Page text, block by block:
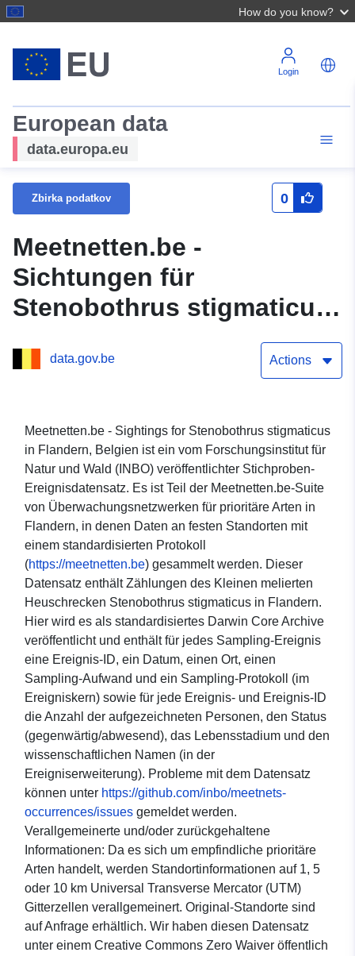
How do you know?
Login
European data
data.europa.eu
Zbirka podatkov 0
Meetnetten.be -
Sichtungen für
Stenobothrus stigmaticus
data.gov.be Actions
Meetnetten.be - Sightings for Stenobothrus stigmaticus
in Flandern, Belgien ist ein vom Forschungsinstitut für
Natur und Wald (INBO) veröffentlichter Stichproben-
Ereignisdatensatz. Es ist Teil der Meetnetten.be-Suite
von Überwachungsnetzwerken für prioritäre Arten in
Flandern, in denen Daten an festen Standorten mit
einem standardisierten Protokoll
(https://meetnetten.be) gesammelt werden. Dieser
Datensatz enthält Zählungen des Kleinen melierten
Heuschrecken Stenobothrus stigmaticus in Flandern.
Hier wird es als standardisiertes Darwin Core Archive
veröffentlicht und enthält für jedes Sampling-Ereignis
eine Ereignis-ID, ein Datum, einen Ort, einen
Sampling-Aufwand und ein Sampling-Protokoll (im
Ereigniskern) sowie für jede Ereignis- und Ereignis-ID
die Anzahl der aufgezeichneten Personen, den Status
(gegenwärtig/abwesend), das Lebensstadium und den
wissenschaftlichen Namen (in der
Ereigniserweiterung). Probleme mit dem Datensatz
können unter https://github.com/inbo/meetnets-
occurrences/issues gemeldet werden.
Verallgemeinerte und/oder zurückgehaltene
Informationen: Da es sich um empfindliche prioritäre
Arten handelt, werden Standortinformationen auf 1, 5
oder 10 km Universal Transverse Mercator (UTM)
Gitterzellen verallgemeinert. Original-Standorte sind
auf Anfrage erhältlich. Wir haben diesen Datensatz
unter einem Creative Commons Zero Waiver öffentlich